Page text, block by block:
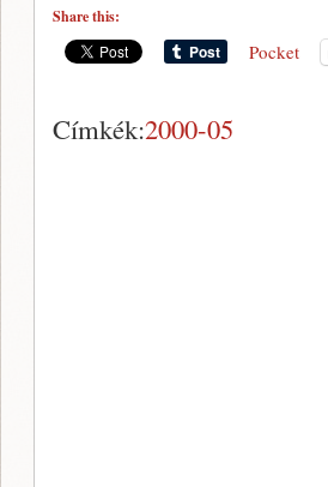
Share this:
Pocket
Címkék:2000-05